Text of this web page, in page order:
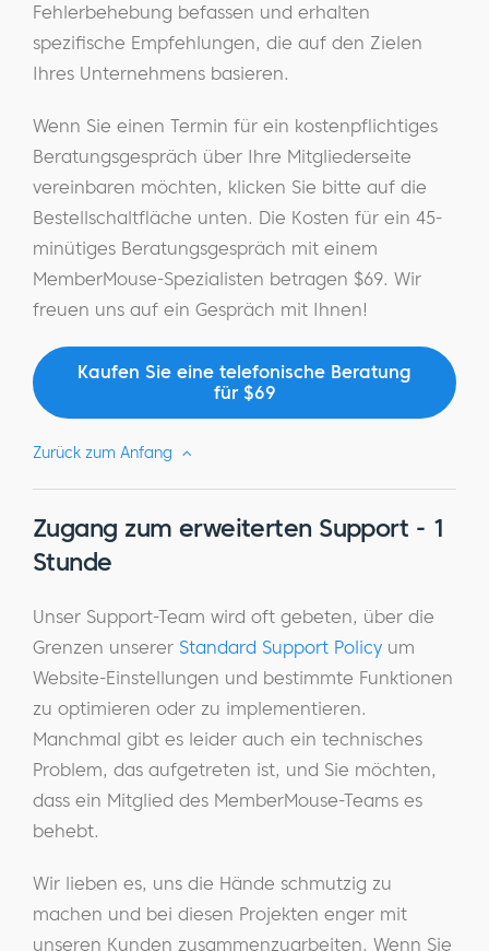
Fehlerbehebung befassen und erhalten
spezifische Empfehlungen, die auf den Zielen
Ihres Unternehmens basieren.
Wenn Sie einen Termin für ein kostenpflichtiges
Beratungsgespräch über Ihre Mitgliederseite
vereinbaren möchten, klicken Sie bitte auf die
Bestellschaltfläche unten. Die Kosten für ein 45-
minütiges Beratungsgespräch mit einem
MemberMouse-Spezialisten betragen $69. Wir
freuen uns auf ein Gespräch mit Ihnen!
Kaufen Sie eine telefonische Beratung
für $69
Zurück zum Anfang
Zugang zum erweiterten Support - 1
Stunde
Unser Support-Team wird oft gebeten, über die
Grenzen unserer Standard Support Policy um
Website-Einstellungen und bestimmte Funktionen
zu optimieren oder zu implementieren.
Manchmal gibt es leider auch ein technisches
Problem, das aufgetreten ist, und Sie möchten,
dass ein Mitglied des MemberMouse-Teams es
behebt.
Wir lieben es, uns die Hände schmutzig zu
machen und bei diesen Projekten enger mit
unseren Kunden zusammenzuarbeiten. Wenn Sie